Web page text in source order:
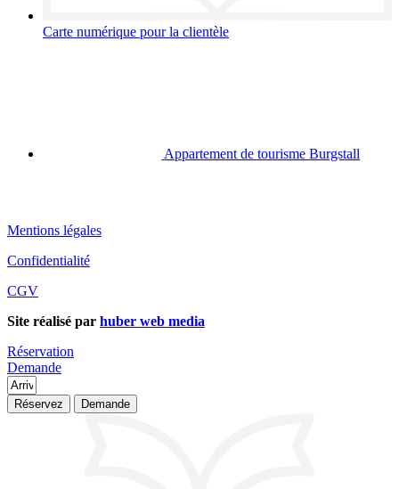
Carte numérique pour la clientèle
Appartement de tourisme Burgstall
Mentions légales
Confidentialité
CGV
Site réalisé par huber web media
Réservation
Demande
Réservez Demande